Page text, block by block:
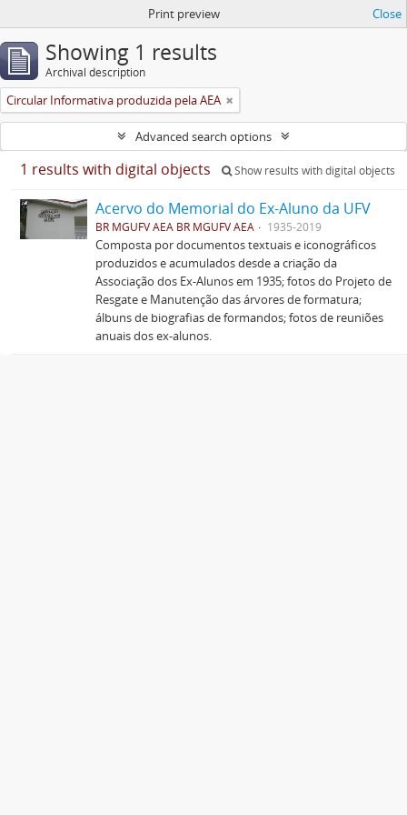
Print preview Close
Showing 1 results
Archival description
Circular Informativa produzida pela AEA
Advanced search options
1 results with digital objects Show results with digital objects
Acervo do Memorial do Ex-Aluno da UFV
BR MGUFV AEA BR MGUFV AEA 1935-2019
Composta por documentos textuais e iconográficos
produzidos e acumulados desde a criação da
Associação dos Ex-Alunos em 1935; fotos do Projeto de
Resgate e Manutenção das árvores de formatura;
álbuns de biografias de formandos; fotos de reuniões
anuais dos ex-alunos.